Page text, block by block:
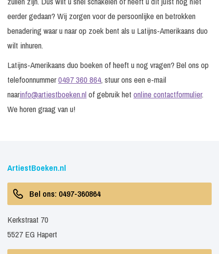
eerder gedaan? Wij zorgen voor de persoonlijke en betrokken
benadering waar u naar op zoek bent als u Latijns-Amerikaans duo
wilt inhuren.
Latijns-Amerikaans duo boeken of heeft u nog vragen? Bel ons op
telefoonnummer0497 360 864, stuur ons een e-mail
naarinfo@artiestboeken.nlof gebruik het online contactformulier.
We horen graag van u!
ArtiestBoeken.nl
Bel ons: 0497-360864
Kerkstraat 70
5527 EG Hapert